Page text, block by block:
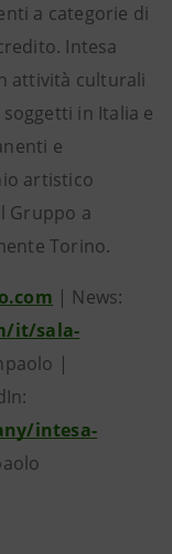
a categorie di
Intesa
attività culturali
in Italia e
e
artistico
Gruppo a
Torino.
| News:
it/sala-
|
intesa-